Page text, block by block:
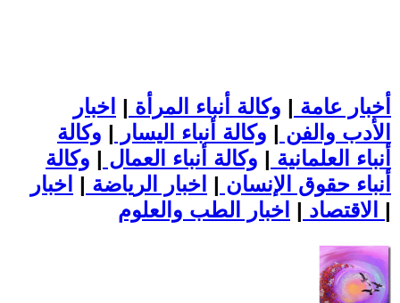
أخبار عامة | وكالة أنباء المرأة | اخبار
الأدب والفن | وكالة أنباء اليسار | وكالة
أنباء العلمانية | وكالة أنباء العمال | وكالة
أنباء حقوق الإنسان | اخبار الرياضة | اخبار
الاقتصاد | |